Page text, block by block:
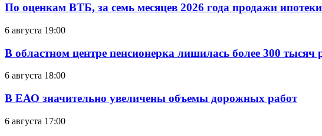
По оценкам ВТБ, за семь месяцев 2026 года продажи
6 августа 19:00
В областном центре пенсионерка лишилась более 300
6 августа 18:00
В ЕАО значительно увеличены объемы дорожных работ
6 августа 17:00